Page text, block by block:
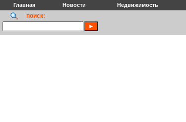
Главная Новости Недвижимость
поиск: